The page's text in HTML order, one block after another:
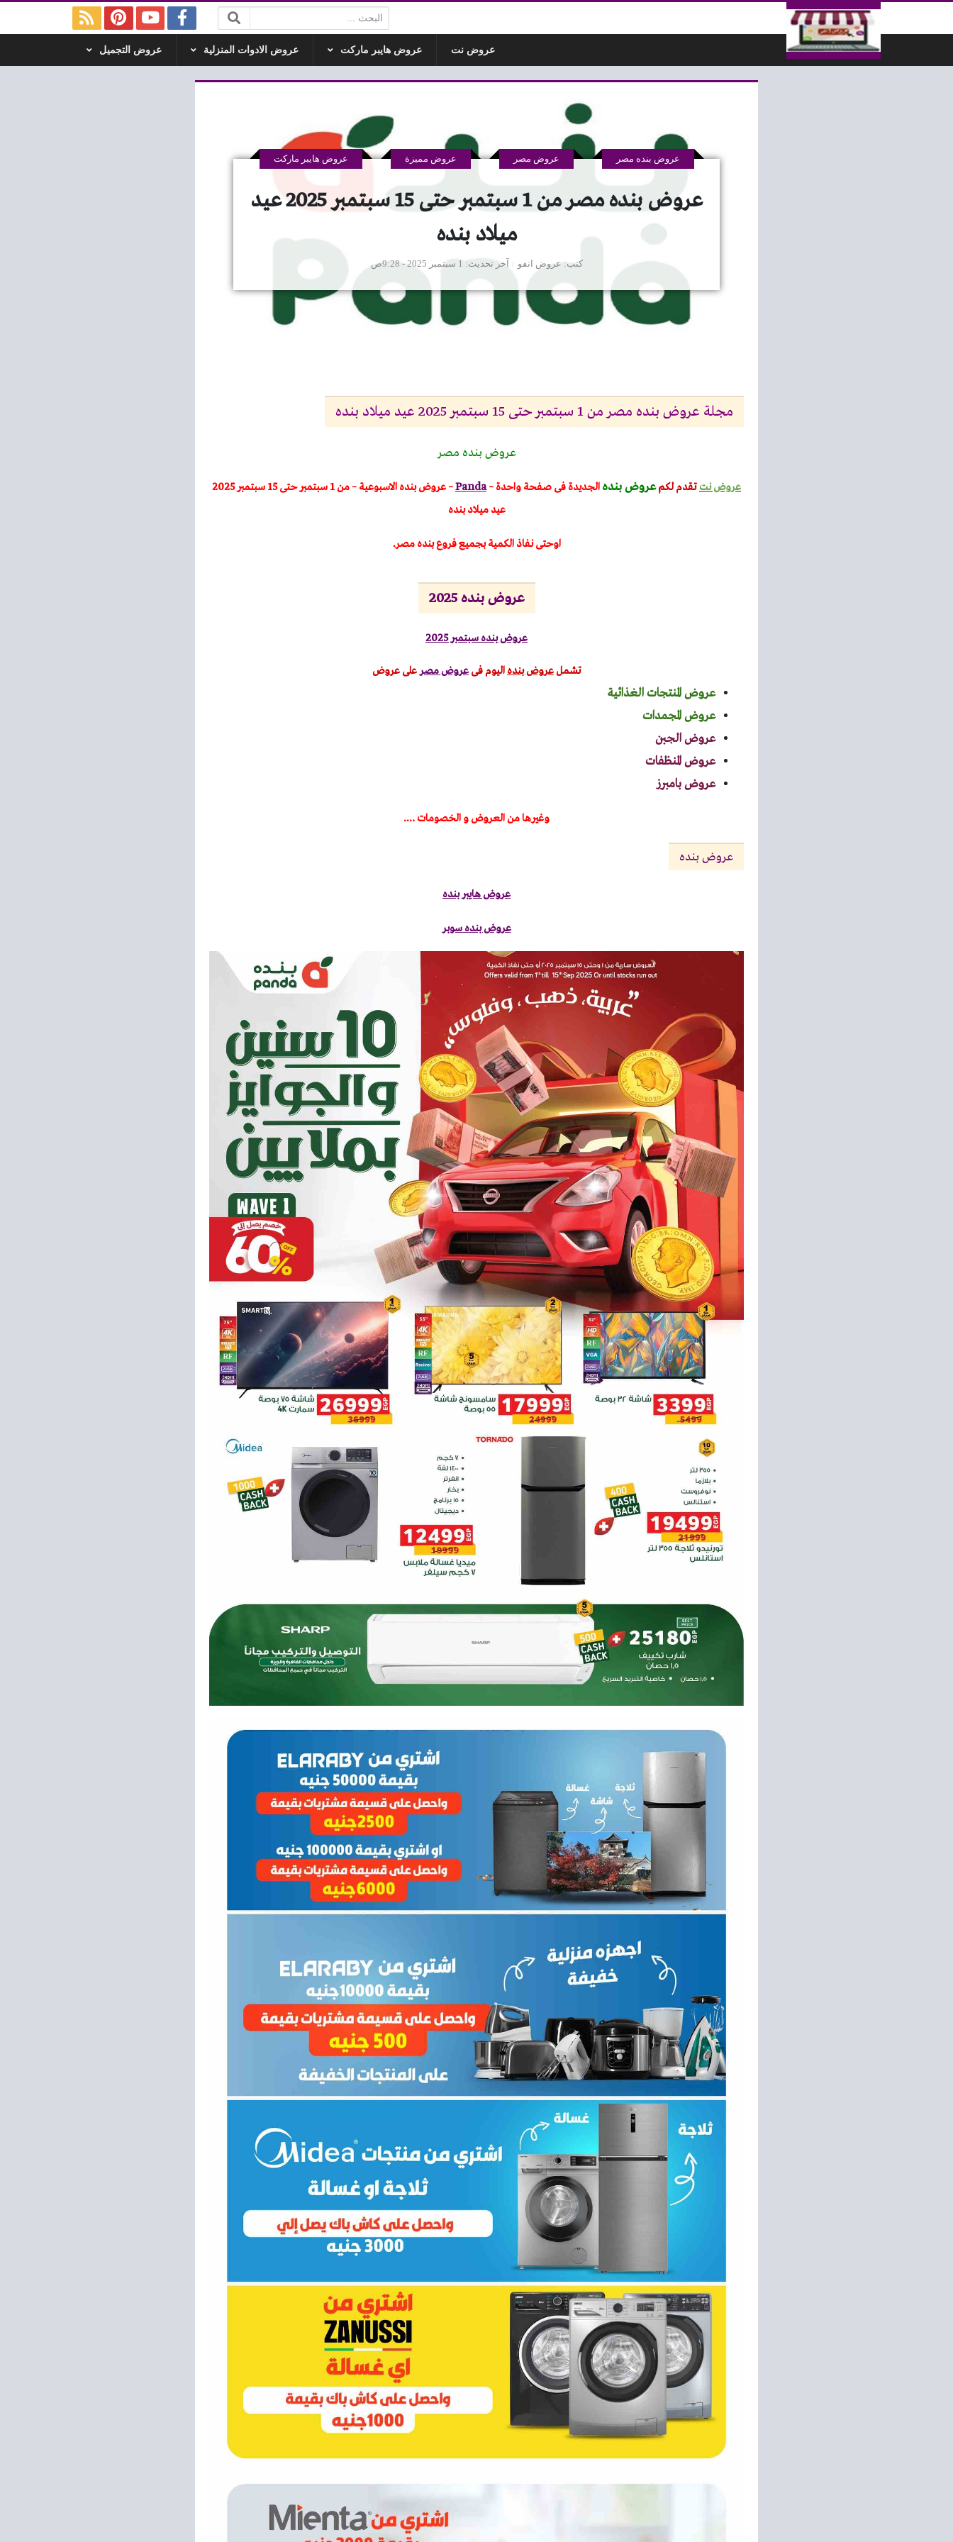
التخطي إلى المحتوى
البحث:
عروض نت عروض هايبر ماركت عروض الادوات المنزلية عروض التجميل
عروض بنده مصر من 1 سبتمبر حتى 15 سبتمبر 2025 عيد
ميلاد بنده
كتب عروض انفو
عروض بنده مصر عروض مصر عروض مميزة عروض هايبر ماركت
آخر تحديث 1 سبتمبر 2025 - 9:28ص
مجلة عروض بنده مصر من 1 سبتمبر حتى 15 سبتمبر 2025 عيد ميلاد بنده
عروض بنده مصر
عروض نت تقدم لكمعروض بنده الجديدة فى صفحة واحدة –Panda
– عروض بنده الاسبوعية – من 1 سبتمبر حتى 15 سبتمبر 2025
عيد ميلاد بنده
اوحتى نفاذ الكمية بجميع فروع بنده مصر.
عروض بنده 2025
عروض بنده سبتمبر 2025
تشمل عروض بندهاليوم فى عروض مصر على عروض
عروض المنتجات الغذائية
عروض المجمدات
عروض الجبن
عروض المنظفات
عروض بامبرز
وغيرها من العروض و الخصومات ….
عروض بنده
عروض هايبر بنده
عروض بنده سوبر